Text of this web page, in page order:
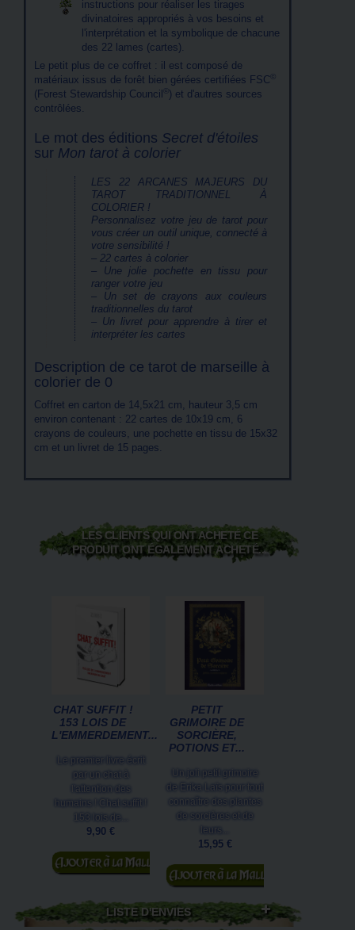
instructions pour réaliser les tirages
divinatoires appropriés à vos besoins et
l'interprétation et la symbolique de chacune
des 22 lames (cartes).
Le petit plus de ce coffret : il est composé de
matériaux issus de forêt bien gérées certifiées FSC ©
(Forest Stewardship Council © ) et d'autres sources
contrôlées.
Le mot des éditions Secret d'étoiles
sur Mon tarot à colorier
LES 22 ARCANES MAJEURS DU
TAROT TRADITIONNEL À
COLORIER !
Personnalisez votre jeu de tarot pour
vous créer un outil unique, connecté à
votre sensibilité !
– 22 cartes à colorier
– Une jolie pochette en tissu pour
ranger votre jeu
– Un set de crayons aux couleurs
traditionnelles du tarot
– Un livret pour apprendre à tirer et
interpréter les cartes
Description de ce tarot de marseille à
colorier de 0
Coffret en carton de 14,5x21 cm, hauteur 3,5 cm
environ contenant : 22 cartes de 10x19 cm, 6
crayons de couleurs, une pochette en tissu de 15x32
cm et un livret de 15 pages.
LES CLIENTS QUI ONT ACHETÉ CE
PRODUIT ONT ÉGALEMENT ACHETÉ...
CHAT SUFFIT !
153 LOIS DE
L'EMMERDEMENT...
Le premier livre écrit
par un chat à
l'attention des
humains ! Chat suffit !
153 lois de...
9,90 €
Ajouter au
panier
PETIT
GRIMOIRE DE
SORCIÈRE,
POTIONS ET...
Un joli petit grimoire
de Erika Laïs pour tout
connaître des plantes
de sorcières et de
leurs...
15,95 €
Ajouter au
panier
LISTE D'ENVIES